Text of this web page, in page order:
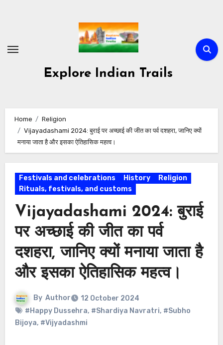
Explore Indian Trails
Home
Religion
Vijayadashami 2024: बुराई पर अच्छाई की जीत का पर्व दशहरा, जानिए क्यों
मनाया जाता है और इसका ऐतिहासिक महत्व।
Festivals and celebrations History
Religion
Rituals, festivals, and customs
Vijayadashami 2024: बुराई
पर अच्छाई की जीत का पर्व
दशहरा, जानिए क्यों मनाया जाता है
और इसका ऐतिहासिक महत्व।
By Author
12 October 2024
#Happy Dussehra, #Shardiya Navratri, #Subho
Bijoya, #Vijyadashmi